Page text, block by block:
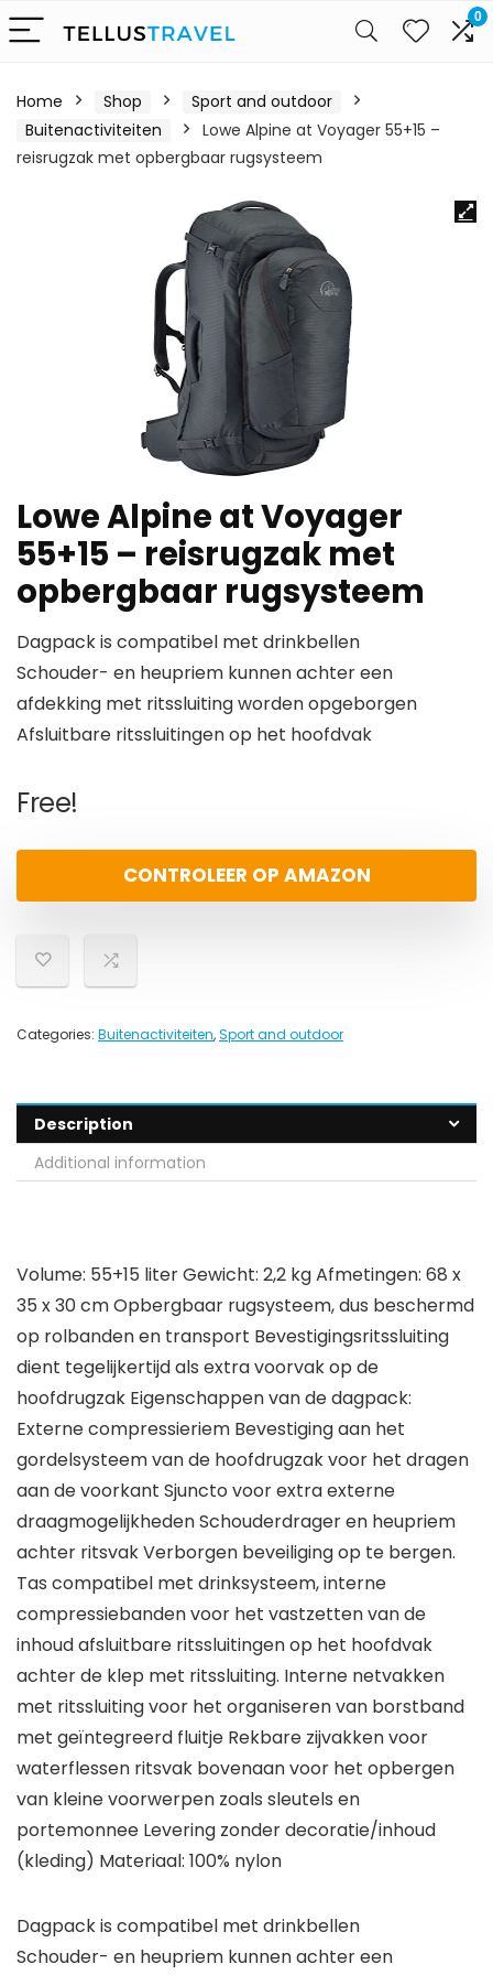
0
Home Shop
Sport and outdoor
Buitenactiviteiten
Lowe Alpine at Voyager 55+15 –
reisrugzak met opbergbaar rugsysteem
Lowe Alpine at Voyager
55+15 – reisrugzak met
opbergbaar rugsysteem
Dagpack is compatibel met drinkbellen
Schouder- en heupriem kunnen achter een
afdekking met ritssluiting worden opgeborgen
Afsluitbare ritssluitingen op het hoofdvak
Free!
CONTROLEER OP AMAZON
Categories: Buitenactiviteiten,Sport and outdoor
Description
Additional information
Volume: 55+15 liter Gewicht: 2,2 kg Afmetingen: 68 x
35 x 30 cm Opbergbaar rugsysteem, dus beschermd
op rolbanden en transport Bevestigingsritssluiting
dient tegelijkertijd als extra voorvak op de
hoofdrugzak Eigenschappen van de dagpack:
Externe compressieriem Bevestiging aan het
gordelsysteem van de hoofdrugzak voor het dragen
aan de voorkant Sjuncto voor extra externe
draagmogelijkheden Schouderdrager en heupriem
achter ritsvak Verborgen beveiliging op te bergen.
Tas compatibel met drinksysteem, interne
compressiebanden voor het vastzetten van de
inhoud afsluitbare ritssluitingen op het hoofdvak
achter de klep met ritssluiting. Interne netvakken
met ritssluiting voor het organiseren van borstband
met geïntegreerd fluitje Rekbare zijvakken voor
waterflessen ritsvak bovenaan voor het opbergen
van kleine voorwerpen zoals sleutels en
portemonnee Levering zonder decoratie/inhoud
(kleding) Materiaal: 100% nylon
Dagpack is compatibel met drinkbellen
Schouder- en heupriem kunnen achter een